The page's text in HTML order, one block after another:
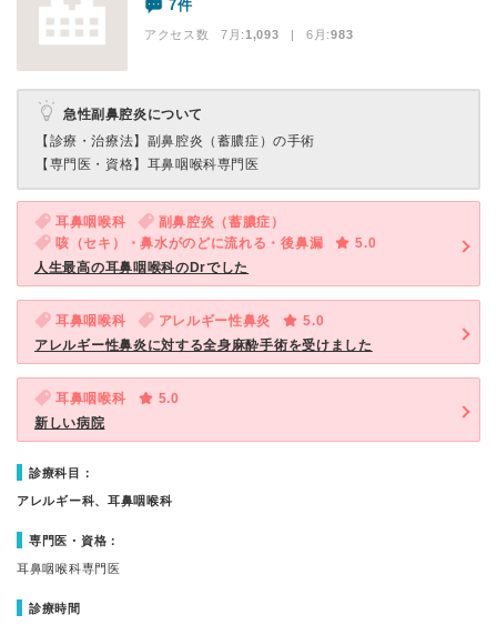
7件
アクセス数 7月:1,093 | 6月:983
急性副鼻腔炎について
【診療・治療法】 副鼻腔炎（蓄膿症）の手術
【専門医・資格】 耳鼻咽喉科専門医
耳鼻咽喉科
副鼻腔炎（蓄膿症）
咳（セキ）・鼻水がのどに流れる・後鼻漏
5.0
人生最高の耳鼻咽喉科のDrでした
耳鼻咽喉科 アレルギー性鼻炎
5.0
アレルギー性鼻炎に対する全身麻酔手術を受けました
耳鼻咽喉科
5.0
新しい病院
診療科目：
アレルギー科、耳鼻咽喉科
専門医・資格：
耳鼻咽喉科専門医
診療時間